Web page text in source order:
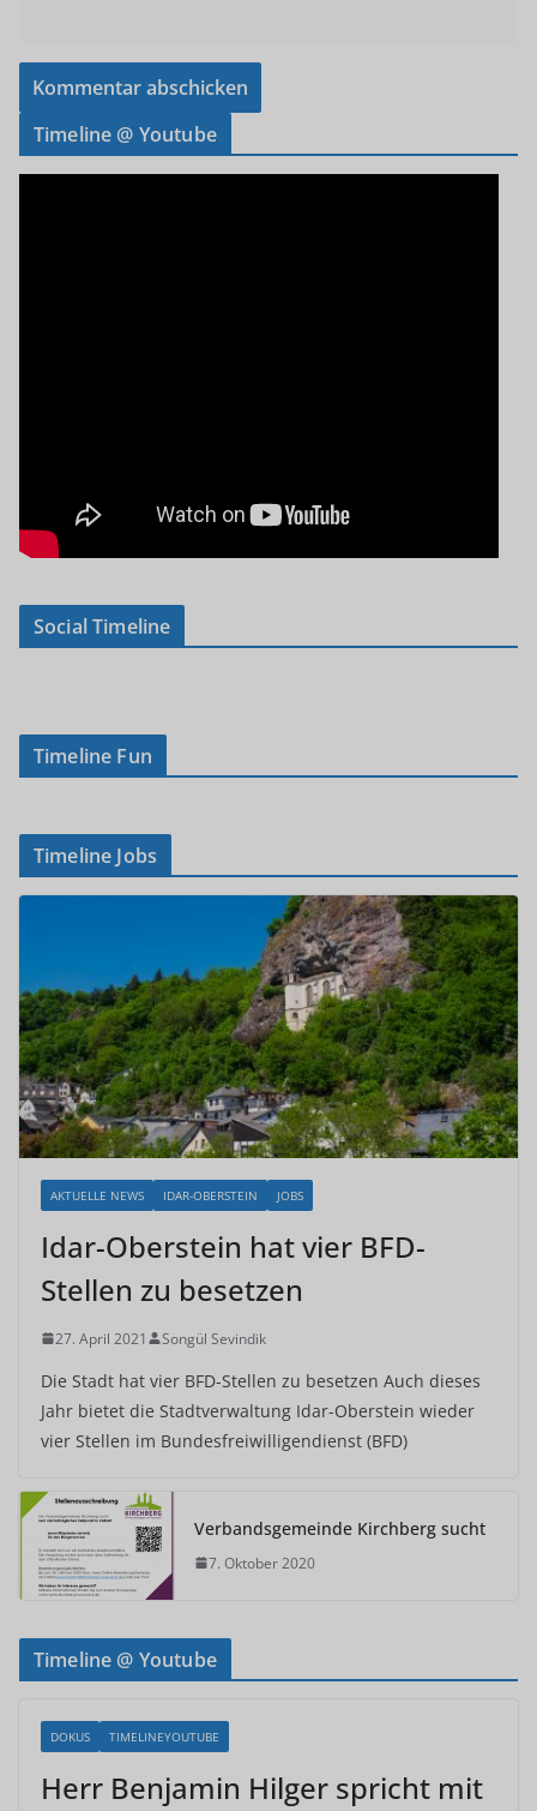
Timeline @ Youtube
Social Timeline
Timeline Fun
Timeline Jobs
AKTUELLE NEWS IDAR-OBERSTEIN JOBS
Idar-Oberstein hat vier BFD-
Stellen zu besetzen
27. April 2021 Songül Sevindik
Die Stadt hat vier BFD-Stellen zu besetzen Auch dieses
Jahr bietet die Stadtverwaltung Idar-Oberstein wieder
vier Stellen im Bundesfreiwilligendienst (BFD)
Verbandsgemeinde Kirchberg sucht
7. Oktober 2020
Timeline @ Youtube
DOKUS TIMELINEYOUTUBE
Herr Benjamin Hilger spricht mit